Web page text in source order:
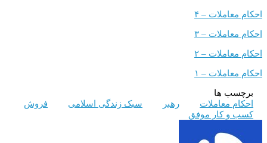
– ۴
– ۳
– ۲
– ۱
ها
رهبر سبک زندگی اسلامی
فروش
کار موفق